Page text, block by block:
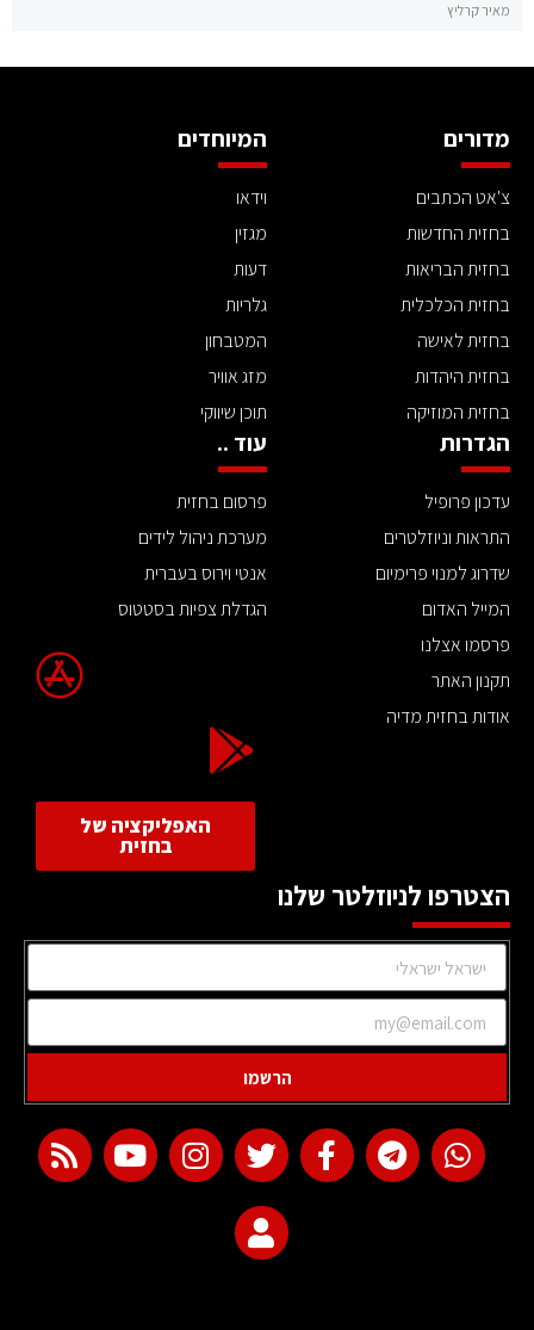
מאיר קרליץ
מדורים
צ'אט הכתבים
בחזית החדשות
בחזית הבריאות
בחזית הכלכלית
בחזית לאישה
בחזית היהדות
בחזית המוזיקה
המיוחדים
וידאו
מגזין
דעות
גלריות
המטבחון
מזג אוויר
תוכן שיווקי
הגדרות
עדכון פרופיל
התראות וניוזלטרים
שדרוג למנוי פרימיום
המייל האדום
פרסמו אצלנו
תקנון האתר
אודות בחזית מדיה
עוד ..
פרסום בחזית
מערכת ניהול לידים
אנטי וירוס בעברית
הגדלת צפיות בסטטוס
האפליקציה של
בחזית
הצטרפו לניוזלטר שלנו
הרשמו